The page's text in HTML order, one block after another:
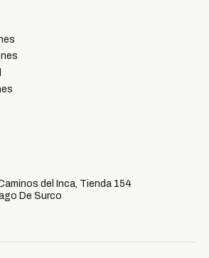
del Inca, Tienda 154
De Surco